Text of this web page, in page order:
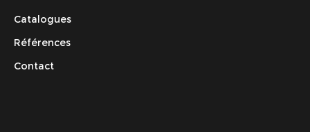
Catalogues
Références
Contact